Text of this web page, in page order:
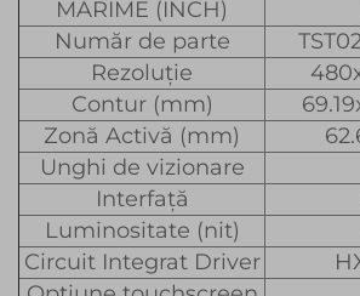
MĂRIME (INCH)
Număr de parte
Rezoluție
Contur (mm)
Zonă Activă (mm)
Unghi de vizionare
Interfață
Luminositate (nit)
Circuit Integrat Driver